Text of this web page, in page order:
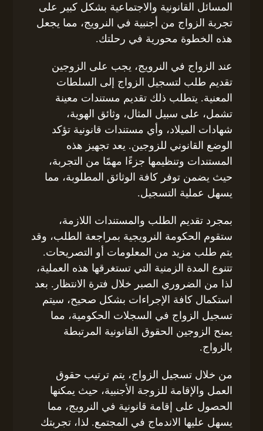
المسائل القانونية والاجتماعية بشكل كبير على
تجربة الزواج من أجنبية في النرويج، مما يجعل
هذه الخطوة محورية في رحلتك.
عند الزواج في النرويج، يجب على الزوجين
تقديم طلب لتسجيل الزواج إلى السلطات
المعنية. يتطلب ذلك تقديم مستندات معينة
تشمل، على سبيل المثال، وثائق الهوية،
شهادات الميلاد، وأي مستندات قانونية تؤكد
الوضع القانوني للزوجين. يعد تجهيز هذه
المستندات وتنظيمها جزءًا مهمًا من التجربة،
حيث يضمن توفر كافة الوثائق المطلوبة، مما
يسهل عملية التسجيل.
بمجرد تقديم الطلب والمستندات اللازمة،
ستقوم الحكومة النرويجية بمراجعة الطلب، وقد
يتم طلب مزيد من المعلومات أو التصريحات.
تتنوع المدة الزمنية التي تستغرقها هذه العملية،
لذا من الضروري الصبر خلال فترة الانتظار. بعد
استكمال كافة الإجراءات بشكل صحيح، سيتم
تسجيل الزواج في السجلات الحكومية، مما
يمنح الزوجين الحقوق القانونية المرتبطة
بالزواج.
من خلال تسجيل الزواج، يتم ترتيب حقوق
العمل والإقامة للزوجة الأجنبية، حيث يمكنها
الحصول على إقامة قانونية في النرويج، مما
يسهل عليها الاندماج في المجتمع. لذا، تجربتك